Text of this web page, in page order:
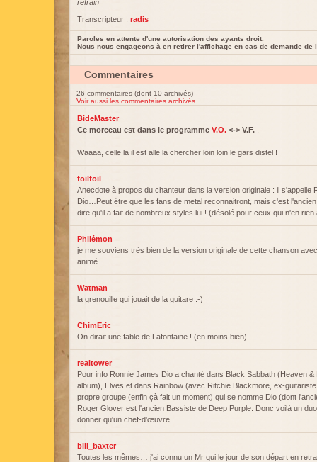
refrain
Transcripteur : radis
Paroles en attente d'une autorisation des ayants droit.
Nous nous engageons à en retirer l'affichage en cas de demande de
Commentaires
26 commentaires (dont 10 archivés)
Voir aussi les commentaires archivés
BideMaster
Ce morceau est dans le programme V.O. <-> V.F.
Waaaa, celle la il est alle la chercher loin loin le gars distel !
foilfoil
Anecdote à propos du chanteur dans la version originale : il s'appelle
Dio…Peut être que les fans de metal reconnaitront, mais c'est
dire qu'il a fait de nombreux styles lui ! (désolé pour ceux qui n'en rien
Philémon
je me souviens très bien de la version originale de cette chanson
animé
Watman
la grenouille qui jouait de la guitare :-)
ChimEric
On dirait une fable de Lafontaine ! (en moins bien)
realtower
Pour info Ronnie James Dio a chanté dans Black Sabbath (Heaven &
album), Elves et dans Rainbow (avec Ritchie Blackmore, ex-
propre groupe (enfin çà fait un moment) qui se nomme Dio (dont
Roger Glover est l'ancien Bassiste de Deep Purple. Donc voilà un
donner qu'un chef-d'œuvre.
bill_baxter
Toutes les mêmes… j'ai connu un Mr qui le jour de son départ en